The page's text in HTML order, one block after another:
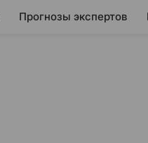
Прогнозы экспертов